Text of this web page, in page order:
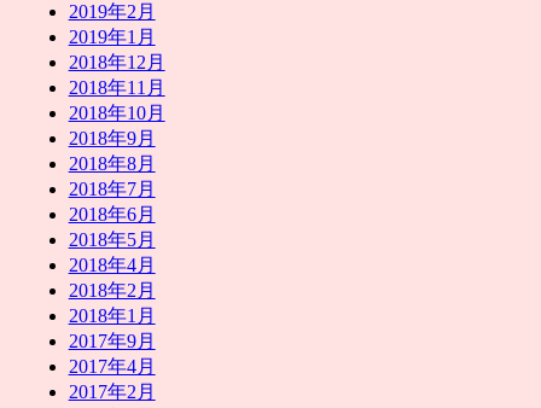
2019年2月
2019年1月
2018年12月
2018年11月
2018年10月
2018年9月
2018年8月
2018年7月
2018年6月
2018年5月
2018年4月
2018年2月
2018年1月
2017年9月
2017年4月
2017年2月